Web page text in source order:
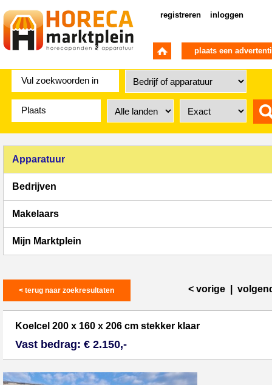
registreren inloggen
plaats een
Apparatuur
Bedrijven
Makelaars
Mijn Marktplein
< terug naar zoekresultaten < vorige
Koelcel 200 x 160 x 206 cm stekker klaar
Vast bedrag: € 2.150,-